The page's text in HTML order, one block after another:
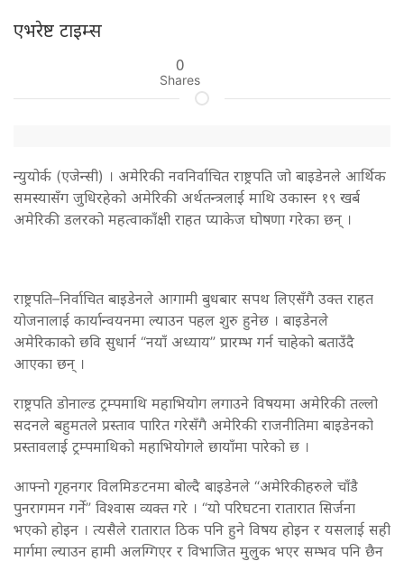
एभरेष्ट टाइम्स
0
Shares
न्युयोर्क (एजेन्सी) । अमेरिकी नवनिर्वाचित राष्ट्रपति जो बाइडेनले आर्थिक
समस्यासँग जुधिरहेको अमेरिकी अर्थतन्त्रलाई माथि उकास्न १९ खर्ब
अमेरिकी डलरको महत्वाकाँक्षी राहत प्याकेज घोषणा गरेका छन् ।
राष्ट्रपति–निर्वाचित बाइडेनले आगामी बुधबार सपथ लिएसँगै उक्त राहत
योजनालाई कार्यान्वयनमा ल्याउन पहल शुरु हुनेछ । बाइडेनले
अमेरिकाको छवि सुधार्न “नयाँ अध्याय” प्रारम्भ गर्न चाहेको बताउँदै
आएका छन् ।
राष्ट्रपति डोनाल्ड ट्रम्पमाथि महाभियोग लगाउने विषयमा अमेरिकी तल्लो
सदनले बहुमतले प्रस्ताव पारित गरेसँगै अमेरिकी राजनीतिमा बाइडेनको
प्रस्तावलाई ट्रम्पमाथिको महाभियोगले छायाँमा पारेको छ ।
आफ्नो गृहनगर विलमिङटनमा बोल्दै बाइडेनले “अमेरिकीहरुले चाँडै
पुनरागमन गर्ने” विश्वास व्यक्त गरे । “यो परिघटना रातारात सिर्जना
भएको होइन । त्यसैले रातारात ठिक पनि हुने विषय होइन र यसलाई सही
मार्गमा ल्याउन हामी अलग्गिएर र विभाजित मुलुक भएर सम्भव पनि छैन